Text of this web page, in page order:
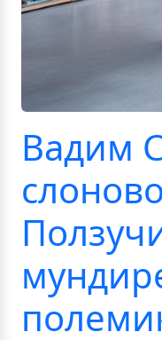
Вадим